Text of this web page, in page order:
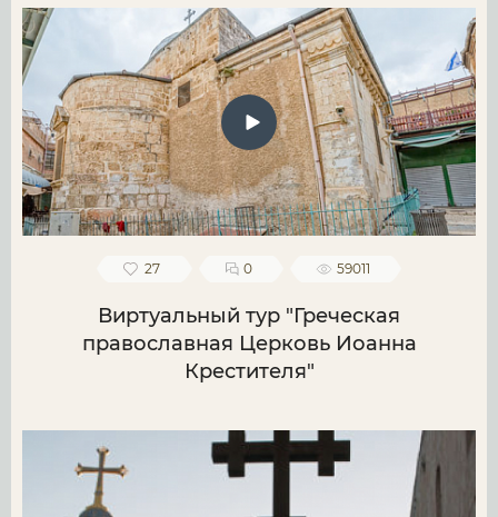
27 0 59011
Виртуальный тур "Греческая
православная Церковь Иоанна
Крестителя"